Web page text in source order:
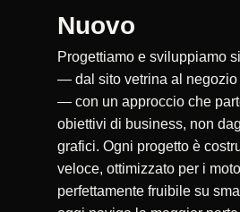
Nuovo
Progettiamo e sviluppiamo
— dal sito vetrina al
— con un approccio che
obiettivi di business, non
grafici. Ogni progetto è
veloce, ottimizzato per i
perfettamente fruibile su